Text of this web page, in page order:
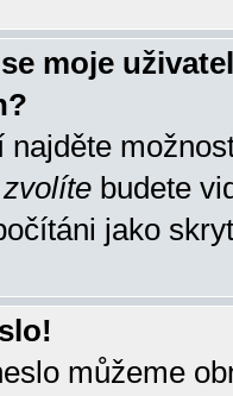
moje
najděte
zvolíte budete
jako
můžeme